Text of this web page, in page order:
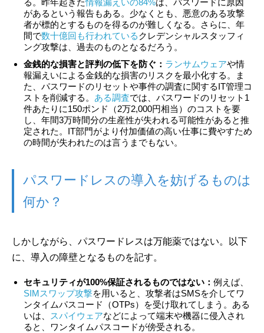
る。昨年起きた情報漏えいの84%は、パスワードに原因
があるという報告もある。少なくとも、悪意のある攻撃
者が標的とするものを得るのが難しくなる。さらに、年
間で数十億回も行われているクレデンシャルスタッフィ
ング攻撃は、過去のものとなるだろう。
金銭的な損害と評判の低下を防ぐ： ランサムウェアや情
報漏えいによる金銭的な損害のリスクを最小化する。ま
た、パスワードのリセットや事件の調査に関するIT管理コ
ストを削減する。 ある調査では、パスワードのリセット1
件あたりに150ポンド（2万2,000円相当）のコストを要
し、年間3万時間分の生産性が失われる可能性があると推
定された。IT部門がより付加価値の高い仕事に費やすため
の時間が失われたのは言うまでもない。
パスワードレスの導入を妨げるものは
何か？
しかしながら、パスワードレスは万能薬ではない。以下
に、導入の障壁となるものを記す。
セキュリティが100%保証されるものではない： 例えば、
SIMスワップ攻撃を用いると、攻撃者はSMSを介してワ
ンタイムパスコード（OTPs）を受け取れてしまう。ある
いは、
スパイウェアなどによって端末や機器に侵入され
ると、ワンタイムパスコードが傍受される。